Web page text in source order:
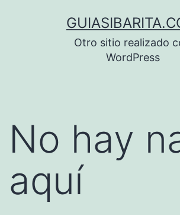
Otro sitio realizado
WordPress
No hay
aquí